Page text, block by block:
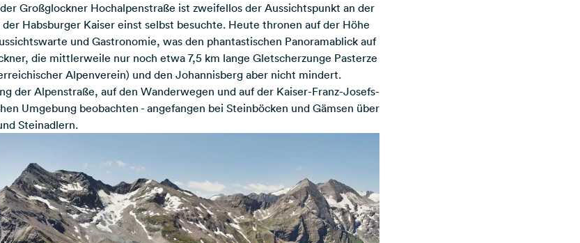
Großglockner Hochalpenstraße ist zweifellos der Aussichtspunkt an der
Habsburger Kaiser einst selbst besuchte. Heute thronen auf der Höhe
und Gastronomie, was den phantastischen Panoramablick auf
die mittlerweile nur noch etwa 7,5 km lange Gletscherzunge Pasterze
Alpenverein) und den Johannisberg aber nicht mindert.
der Alpenstraße, auf den Wanderwegen und auf der Kaiser-Franz-Josefs-
Umgebung beobachten - angefangen bei Steinböcken und Gämsen über
Steinadlern.